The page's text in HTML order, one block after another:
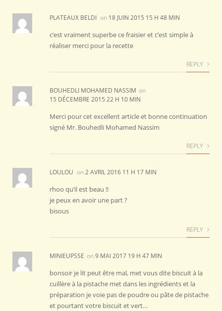
PLATEAUX BELDI on 18 JUIN 2015 15 H 48 MIN
c’est vraiment superbe ce fraisier et c’est simple à
réaliser merci pour la recette
REPLY
BOUHEDLI MOHAMED NASSIM on
15 DÉCEMBRE 2015 22 H 10 MIN
Merci pour cet excellent article et bonne continuation
signé Mr. Bouhedli Mohamed Nassim
REPLY
LOULOU on2 AVRIL 2016 11 H 17 MIN
rhoo qu’il est beau !!
je peux en avoir une part ?
bisous
REPLY
MINIEUPSSE on9 MAI 2017 19 H 47 MIN
bonsoir je lit peut être mal, met vous dite biscuit à la
cuillère à la pistache met dans les ingrédients et la
préparation je voie pas de poudre ou pâte de pistache
et pourtant votre biscuit et vert…